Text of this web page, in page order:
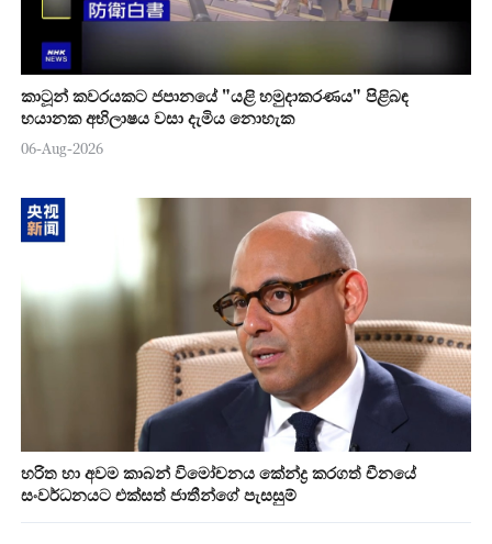
කාටූන් කවරයකට ජපානයේ "යළි හමුදාකරණය" පිළිබඳ
භයානක අභිලාෂය වසා දැමිය නොහැක
06-Aug-2026
හරිත හා අවම කාබන් විමෝචනය කේන්ද්‍ර කරගත් චීනයේ
සංවර්ධනයට එක්සත් ජාතීන්ගේ පැසසුම්